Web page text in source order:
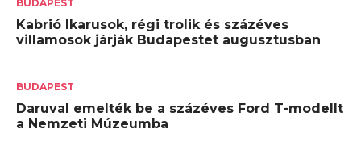
BUDAPEST
Kabrió Ikarusok, régi trolik és százéves
villamosok járják Budapestet augusztusban
BUDAPEST
Daruval emelték be a százéves Ford T-modellt
a Nemzeti Múzeumba